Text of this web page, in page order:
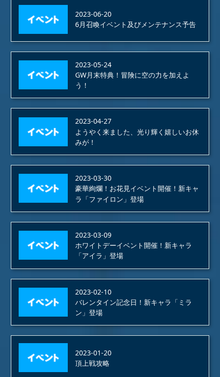
2023-06-20
6月召喚イベント及びメンテナンス予告
2023-05-24
GW月末特典！冒険に空の力を加えよ
う！
2023-04-27
ようやく来ました、光り輝く嬉しいお休
みが！
2023-03-30
豪華絢爛！お花見イベント開催！新キャ
ラ「ファイロン」登場
2023-03-09
ホワイトデーイベント開催！新キャラ
「アイラ」登場
2023-02-10
バレンタイン記念日！新キャラ「ミラ
ン」登場
2023-01-20
頂上戦攻略